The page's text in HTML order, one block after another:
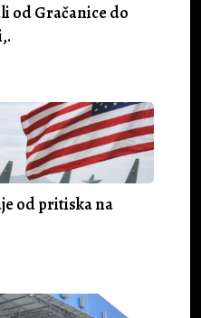
od Gračanice do
od pritiska na